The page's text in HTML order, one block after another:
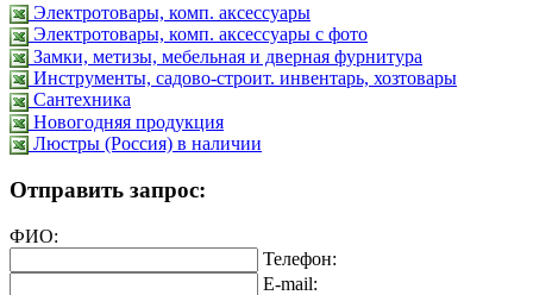
Электротовары, комп. аксессуары
Электротовары, комп. аксессуары с фото
Замки, метизы, мебельная и дверная фурнитура
Инструменты, садово-строит. инвентарь, хозтовары
Сантехника
Новогодняя продукция
Люстры (Россия) в наличии
Отправить запрос:
ФИО:
Телефон:
E-mail: